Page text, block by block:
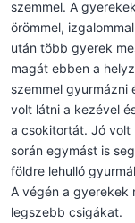
szemmel. A
örömmel,
után több gyerek
magát ebben a
szemmel gyurmázni
volt látni a kezével
a csokitortát. Jó volt
során egymást is
földre lehulló
A végén a gyerekek
legszebb csigákat.